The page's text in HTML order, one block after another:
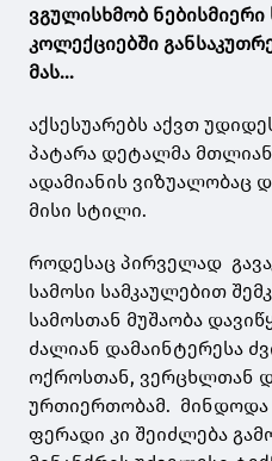
ვგულისხმობ ნებისმიერი
კოლექციებში
მას...
აქსესუარებს აქვთ
პატარა დეტალმა
ადამიანის ვიზუალობაც
მისი სტილი.
როდესაც პირველად
სამოსი სამკაულებით
სამოსთან მუშაობა
ძალიან დამაინტერესა
ოქროსთან, ვერცხლთან
ურთიერთობამ.
ფერადი კი შეიძლება